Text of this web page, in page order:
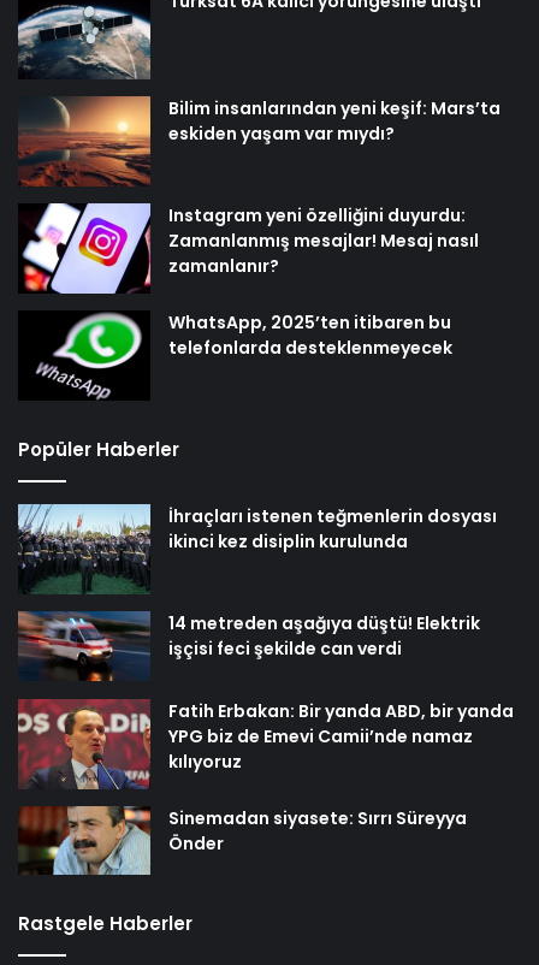
Bilim insanlarından yeni keşif: Mars’ta
eskiden yaşam var mıydı?
Instagram yeni özelliğini duyurdu:
Zamanlanmış mesajlar! Mesaj nasıl
zamanlanır?
WhatsApp, 2025’ten itibaren bu
telefonlarda desteklenmeyecek
Popüler Haberler
İhraçları istenen teğmenlerin dosyası
ikinci kez disiplin kurulunda
14 metreden aşağıya düştü! Elektrik
işçisi feci şekilde can verdi
Fatih Erbakan: Bir yanda ABD, bir yanda
YPG biz de Emevi Camii’nde namaz
kılıyoruz
Sinemadan siyasete: Sırrı Süreyya
Önder
Rastgele Haberler